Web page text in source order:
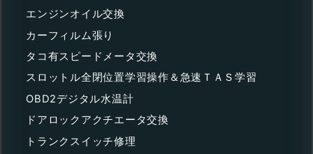
エンジンオイル交換
カーフィルム張り
タコ有スピードメータ交換
スロットル全閉位置学習操作＆急速ＴＡＳ学習
OBD2デジタル水温計
ドアロックアクチエータ交換
トランクスイッチ修理